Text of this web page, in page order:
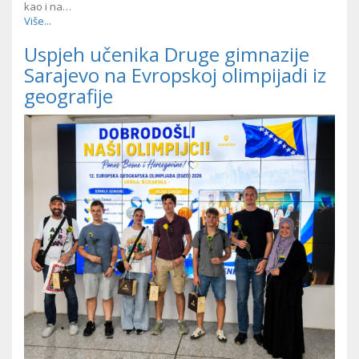
kao i na…
Više...
Uspjeh učenika Druge gimnazije
Sarajevo na Evropskoj olimpijadi iz
geografije